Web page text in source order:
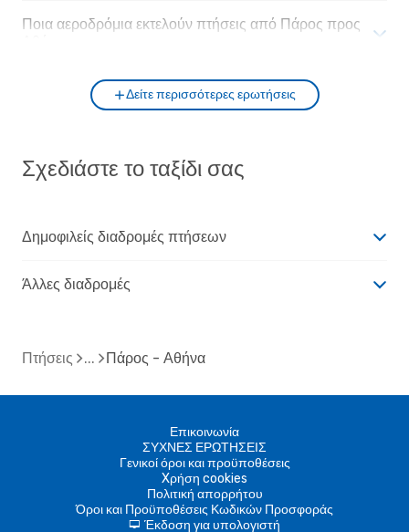
Ποια αεροδρόμια εκτελούν πτήσεις από Πάρος προς
Δείτε περισσότερες ερωτήσεις
Σχεδιάστε το ταξίδι σας
Δημοφιλείς διαδρομές πτήσεων
Άλλες διαδρομές
Πτήσεις Πάρος - Αθήνα
Επικοινωνία
ΣΥΧΝΕΣ ΕΡΩΤΗΣΕΙΣ
Γενικοί όροι και προϋποθέσεις
Xρήση cookies
Πολιτική απορρήτου
Όροι και Προϋποθέσεις Κωδικών Προσφοράς
d Έκδοση για υπολογιστή